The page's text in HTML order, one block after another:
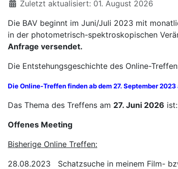
DetailsZuletzt aktualisiert: 01. August 2026
Die BAV beginnt im Juni/Juli 2023 mit
in der photometrisch-spektroskopischen
Anfrage versendet.
Die Entstehungsgeschichte des Online-
Die Online-Treffen finden ab dem 27. September 2023
Das Thema des Treffens am 27. Juni 2026 ist:
Offenes Meeting
Bisherige Online Treffen:
28.08.2023 Schatzsuche in meinem Film-